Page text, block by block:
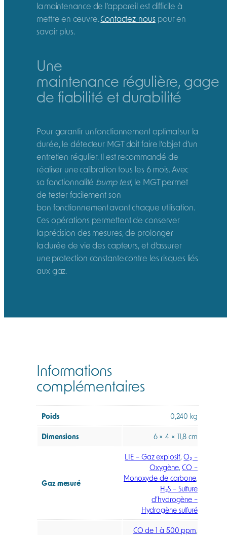
la maintenance de l’appareil est difficile à
mettre en œuvre.Contactez-nouspour en
savoir plus.
Une
maintenance régulière, gage
de fiabilité et durabilité
Pour garantir un fonctionnement optimal sur la
durée, le détecteur MGT doit faire l’objet d’un
entretien régulier. Il est recommandé de
réaliser une calibration tous les 6 mois. Avec
sa fonctionnalité bump test, le MGT permet
de tester facilement son
bon fonctionnement avant chaque utilisation.
Ces opérations permettent de conserver
la précision des mesures, de prolonger
la durée de vie des capteurs, et d’assurer
une protection constante contre les risques liés
aux gaz.
Informations
complémentaires
Poids 0,240 kg
Dimensions 6 × 4 × 11,8 cm
Gaz mesuré
LIE – Gaz explosif,O₂ –
Oxygène,CO –
Monoxyde de carbone,
H₂S – Sulfure
d’hydrogène –
Hydrogène sulfuré
CO de 1 à 500 ppm,